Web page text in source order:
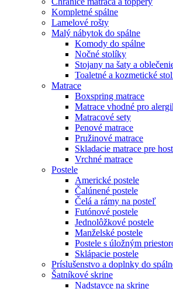
Kompletné spálne
Lamelové rošty
Malý nábytok do spálne
Komody do spálne
Nočné stolíky
Stojany na šaty a
Toaletné a kozmetické
Matrace
Boxspring matrace
Matrace vhodné pro
Matracové sety
Penové matrace
Pružinové matrace
Skladacie matrace pre
Vrchné matrace
Postele
Americké postele
Čalúnené postele
Čelá a rámy na posteľ
Futónové postele
Jednolôžkové postele
Manželské postele
Postele s úložným
Sklápacie postele
Príslušenstvo a doplnky do
Šatníkové skrine
Nadstavce na skrine